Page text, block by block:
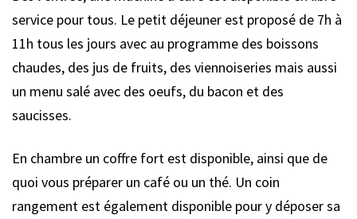
service pour tous. Le petit déjeuner est proposé de 7h à
11h tous les jours avec au programme des boissons
chaudes, des jus de fruits, des viennoiseries mais aussi
un menu salé avec des oeufs, du bacon et des
saucisses.
En chambre un coffre fort est disponible, ainsi que de
quoi vous préparer un café ou un thé. Un coin
rangement est également disponible pour y déposer sa